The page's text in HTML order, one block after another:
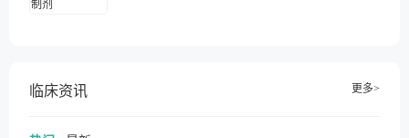
临床资讯 更多>